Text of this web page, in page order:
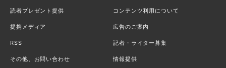
読者プレゼント提供 コンテンツ利用について
提携メディア 広告のご案内
RSS 記者・ライター募集
その他、お問い合わせ 情報提供